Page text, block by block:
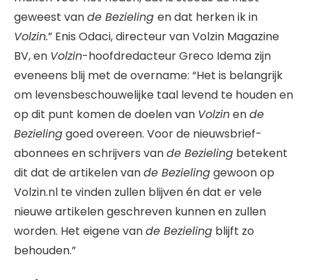
geweest vande Bezieling en dat herken ik in
Volzin.” Enis Odaci, directeur van Volzin Magazine
BV, en Volzin-hoofdredacteur Greco Idema zijn
eveneens blij met de overname: “Het is belangrijk
om levensbeschouwelijke taal levend te houden en
op dit punt komen de doelen van Volzinende
Bezielinggoed overeen. Voor de nieuwsbrief-
abonnees en schrijvers vande Bezieling betekent
dit dat de artikelen vande Bezielinggewoon op
Volzin.nl te vinden zullen blijven én dat er vele
nieuwe artikelen geschreven kunnen en zullen
worden. Het eigene vande Bezieling blijft zo
behouden.”